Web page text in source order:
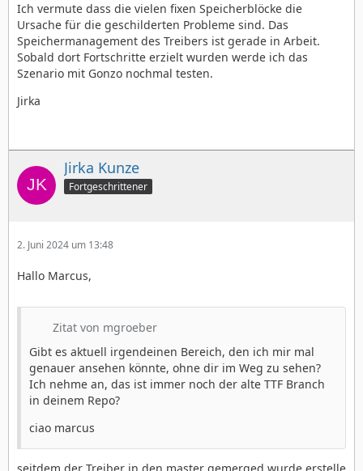
Ich vermute dass die vielen fixen Speicherblöcke die
Ursache für die geschilderten Probleme sind. Das
Speichermanagement des Treibers ist gerade in Arbeit.
Sobald dort Fortschritte erzielt wurden werde ich das
Szenario mit Gonzo nochmal testen.
Jirka
Jirka Kunze
Fortgeschrittener
2. Juni 2024 um 13:48
Hallo Marcus,
Zitat von mgroeber
Gibt es aktuell irgendeinen Bereich, den ich mir mal
genauer ansehen könnte, ohne dir im Weg zu sehen?
Ich nehme an, das ist immer noch der alte TTF Branch
in deinem Repo?
ciao marcus